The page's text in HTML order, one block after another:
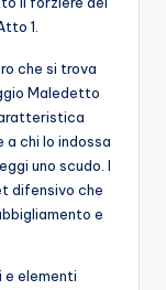
1.
che si trova
Maledetto
a chi lo indossa
uno scudo. I
difensivo che
e
e elementi